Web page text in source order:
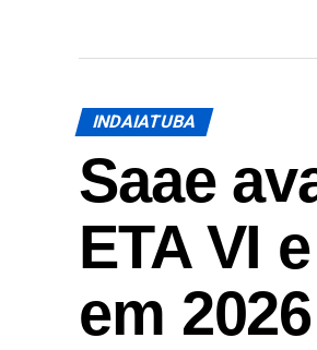
INDAIATUBA
Saae
ETA VI
em 2026